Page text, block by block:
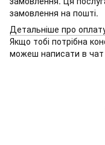
замовлення на пошті.
Детальніше про
Якщо тобі потрібна
можеш написати в чат